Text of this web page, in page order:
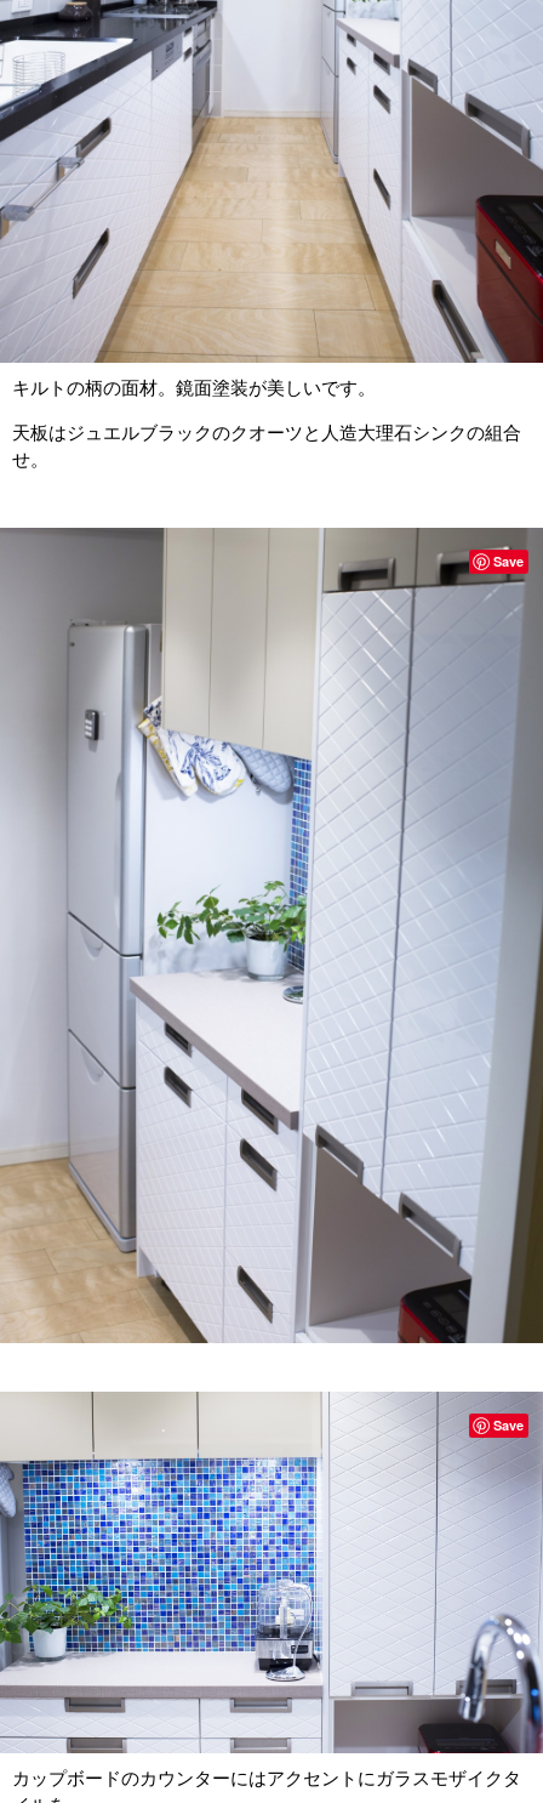
キルトの柄の面材。鏡面塗装が美しいです。
天板はジュエルブラックのクオーツと人造大理石シンクの組合
せ。
Save
カップボードのカウンターにはアクセントにガラスモザイクタ
Save